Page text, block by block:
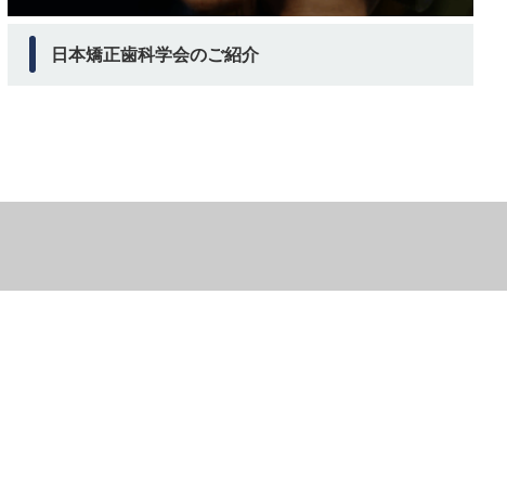
日本矯正歯科学会のご紹介